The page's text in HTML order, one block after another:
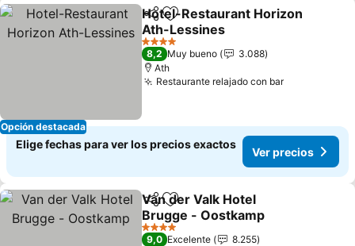
Opción destacada
CompartirAgregar a favoritos
Hotel-Restaurant Horizon
Ath-Lessines
4 Estrellas
8,2 Muy bueno
3.088
Ath
Restaurante relajado con bar
Elige fechas para ver los precios exactos
Ver precios
CompartirAgregar a favoritos
Van der Valk Hotel
Brugge - Oostkamp
4 Estrellas
9,0 Excelente
8.255